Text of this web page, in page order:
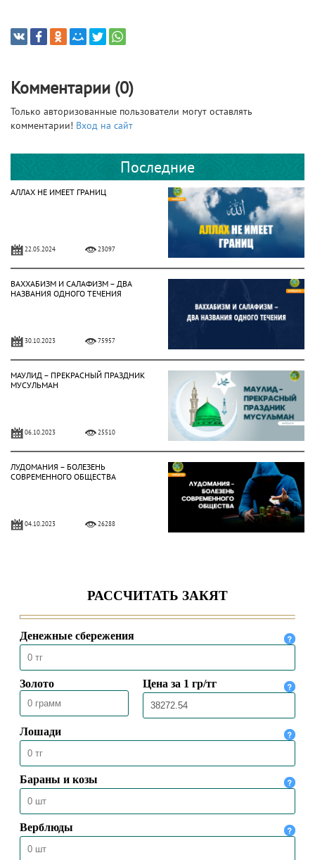
Комментарии (0)
Только авторизованные пользователи могут оставлять
комментарии! Вход на сайт
Последние
АЛЛАХ НЕ ИМЕЕТ ГРАНИЦ
22.05.2024 23097
ВАХХАБИЗМ И САЛАФИЗМ – ДВА
НАЗВАНИЯ ОДНОГО ТЕЧЕНИЯ
30.10.2023 75957
МАУЛИД – ПРЕКРАСНЫЙ ПРАЗДНИК
МУСУЛЬМАН
06.10.2023 25510
ЛУДОМАНИЯ – БОЛЕЗЕНЬ
СОВРЕМЕННОГО ОБЩЕСТВА
04.10.2023 26288
03.10.2023 47580
ЗНАЧИМОСТЬ «МАУЛИДА» ДЛЯ
МУСУЛЬМАНСКОГО ОБЩЕСТВА
21.09.2023